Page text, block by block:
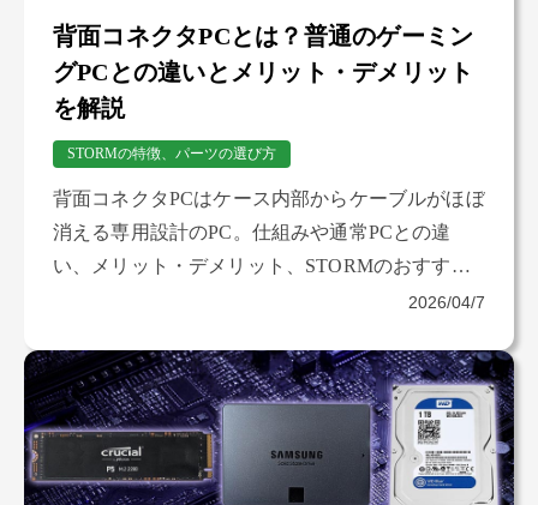
背面コネクタPCとは？普通のゲーミン
グPCとの違いとメリット・デメリット
を解説
STORMの特徴、パーツの選び方
背面コネクタPCはケース内部からケーブルがほぼ
消える専用設計のPC。仕組みや通常PCとの違
い、メリット・デメリット、STORMのおすすめ
2026/04/7